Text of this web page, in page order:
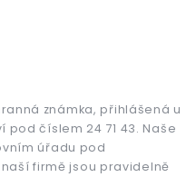
známka, přihlášená u
číslem 24 71 43. Naše
úřadu pod
firmě jsou pravidelně